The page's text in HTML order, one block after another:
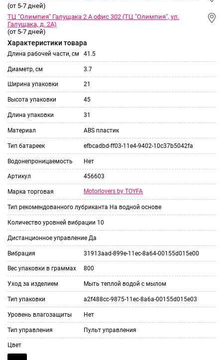
(от 5-7 дней)
ТЦ "Олимпия" Галущака 2 А офис 302 (ТЦ "Олимпия", ул.
Галущака, д. 2А)
(от 5-7 дней)
Характеристики товара
Длина рабочей части, см 41.5
Диаметр, см 3.7
Ширина упаковки 21
Высота упаковки 45
Длина упаковки 31
Материал ABS пластик
Тип батареек efbcadbd-ff03-11e4-9402-10c37b5042fa
Водонепроницаемость Нет
Артикул 456603
Марка торговая Motorlovers by TOYFA
Тип рекомендованного лубриканта На водной основе
Количество уровней вибрации 10
Дистанционное управление Да
Вибрация 31913aad-899e-11ec-8a64-00155d015e00
Вес упаковки в граммах 800
Уход за изделием Мыть теплой водой с мылом
Тип упаковки a2f488cc-9875-11ec-8a6a-00155d015e03
Уровень влагозащиты Нет
Тип управления Пульт управления
Цвет